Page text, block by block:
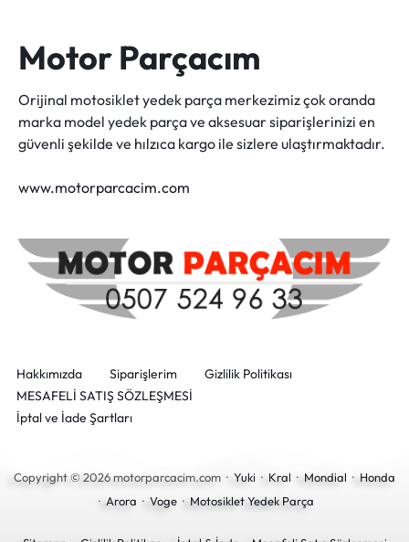
Motor Parçacım
Orijinal motosiklet yedek parça merkezimiz çok oranda
marka model yedek parça ve aksesuar siparişlerinizi en
güvenli şekilde ve hılzıca kargo ile sizlere ulaştırmaktadır.
www.motorparcacim.com
Hakkımızda Siparişlerim
Gizlilik Politikası
MESAFELİ SATIŞ SÖZLEŞMESİ
İptal ve İade Şartları
Copyright © 2026 motorparcacim.com · Yuki · Kral · Mondial · Honda
· Arora · Voge· Motosiklet Yedek Parça